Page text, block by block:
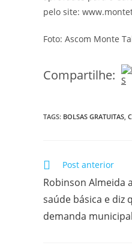
pelo site:
Foto: Ascom Monte
Compartilhe:
TAGS: BOLSAS GRATUITAS,
Post anterior
Robinson Almeida
saúde básica e diz
demanda municipal